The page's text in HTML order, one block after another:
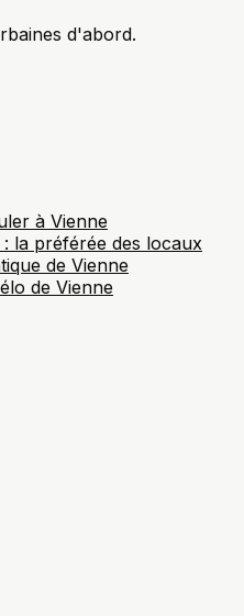
d'abord.
à Vienne
la préférée des locaux
de Vienne
de Vienne